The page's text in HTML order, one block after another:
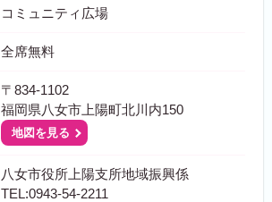
コミュニティ広場
全席無料
〒834-1102
福岡県八女市上陽町北川内150
地図を見る
八女市役所上陽支所地域振興係
TEL:0943-54-2211